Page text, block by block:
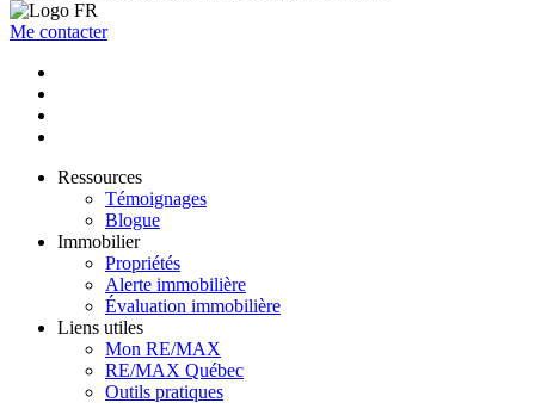
Me contacter
Ressources
Témoignages
Blogue
Immobilier
Propriétés
Alerte immobilière
Évaluation immobilière
Liens utiles
Mon RE/MAX
RE/MAX Québec
Outils pratiques